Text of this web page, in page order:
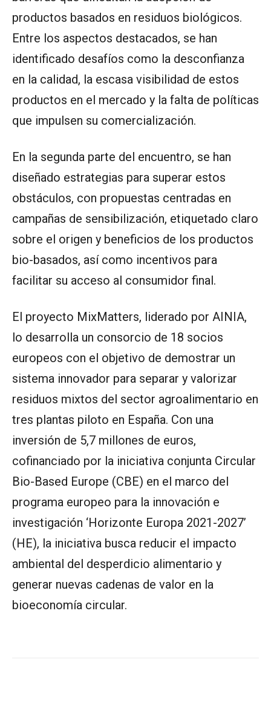
productos basados en residuos biológicos.
Entre los aspectos destacados, se han
identificado desafíos como la desconfianza
en la calidad, la escasa visibilidad de estos
productos en el mercado y la falta de políticas
que impulsen su comercialización.
En la segunda parte del encuentro, se han
diseñado estrategias para superar estos
obstáculos, con propuestas centradas en
campañas de sensibilización, etiquetado claro
sobre el origen y beneficios de los productos
bio-basados, así como incentivos para
facilitar su acceso al consumidor final.
El proyecto MixMatters, liderado por AINIA,
lo desarrolla un consorcio de 18 socios
europeos con el objetivo de demostrar un
sistema innovador para separar y valorizar
residuos mixtos del sector agroalimentario en
tres plantas piloto en España. Con una
inversión de 5,7 millones de euros,
cofinanciado por la iniciativa conjunta Circular
Bio-Based Europe (CBE) en el marco del
programa europeo para la innovación e
investigación ‘Horizonte Europa 2021-2027’
(HE), la iniciativa busca reducir el impacto
ambiental del desperdicio alimentario y
generar nuevas cadenas de valor en la
bioeconomía circular.